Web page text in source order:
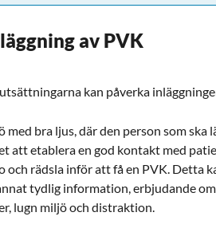
av PVK
kan påverka
med bra ljus, där den person som
att etablera en god kontakt med
och rädsla inför att få en PVK. Detta
tydlig information, erbjudande
lugn miljö och distraktion.